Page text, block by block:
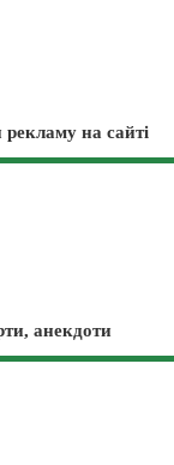
рекламу на сайті
анекдоти